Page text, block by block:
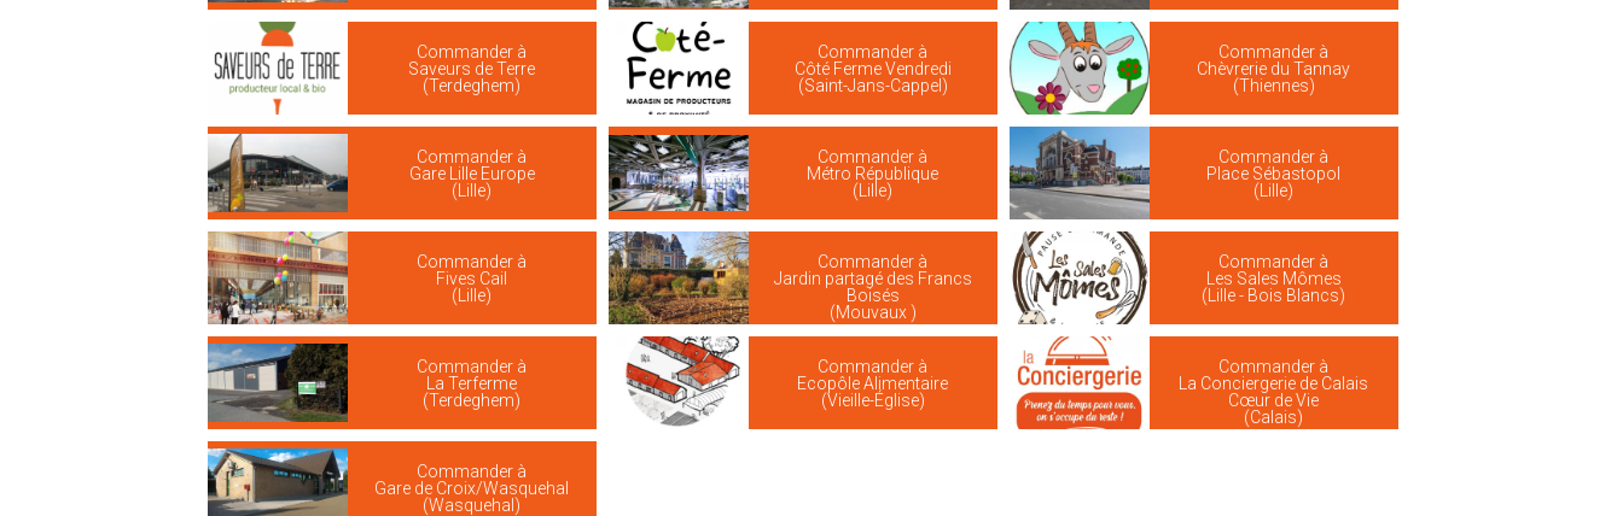
Commander à
Saveurs de Terre
(Terdeghem)
Commander à
Côté Ferme Vendredi
(Saint-Jans-Cappel)
Commander à
Chèvrerie du Tannay
(Thiennes)
Commander à
Gare Lille Europe
(Lille)
Commander à
Métro République
(Lille)
Commander à
Place Sébastopol
(Lille)
Commander à
Fives Cail
(Lille)
Commander à
Jardin partagé des Francs
Boisés
(Mouvaux )
Commander à
Les Sales Mômes
(Lille - Bois Blancs)
Commander à
La Terferme
(Terdeghem)
Commander à
Ecopôle Alimentaire
(Vieille-Église)
Commander à
La Conciergerie de Calais
Cœur de Vie
(Calais)
Commander à
Gare de Croix/Wasquehal
(Wasquehal)